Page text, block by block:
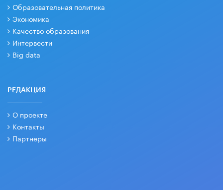
Образовательная политика
Экономика
Качество образования
Интервести
Big data
РЕДАКЦИЯ
О проекте
Контакты
Партнеры